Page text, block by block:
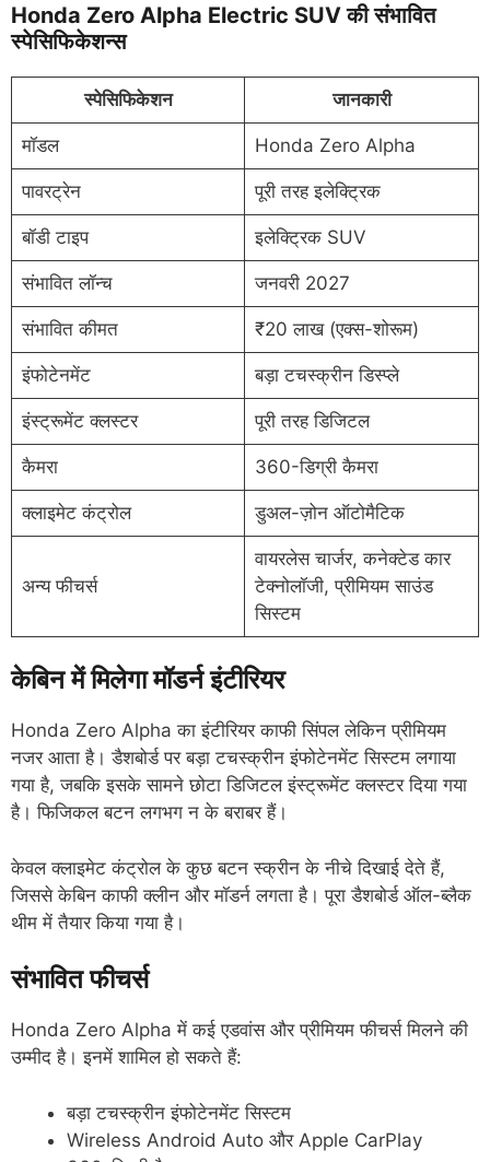
Honda Zero Alpha Electric SUV की संभावित
स्पेसिफिकेशन्स
स्पेसिफिकेशन जानकारी
मॉडल Honda Zero Alpha
पावरट्रेन पूरी तरह इलेक्ट्रिक
बॉडी टाइप इलेक्ट्रिक SUV
संभावित लॉन्च जनवरी 2027
संभावित कीमत ₹20 लाख (एक्स-शोरूम)
इंफोटेनमेंट बड़ा टचस्क्रीन डिस्प्ले
इंस्ट्रूमेंट क्लस्टर पूरी तरह डिजिटल
कैमरा 360-डिग्री कैमरा
क्लाइमेट कंट्रोल डुअल-ज़ोन ऑटोमैटिक
अन्य फीचर्स
वायरलेस चार्जर, कनेक्टेड कार
टेक्नोलॉजी, प्रीमियम साउंड
सिस्टम
केबिन में मिलेगा मॉडर्न इंटीरियर
Honda Zero Alpha का इंटीरियर काफी सिंपल लेकिन प्रीमियम
नजर आता है। डैशबोर्ड पर बड़ा टचस्क्रीन इंफोटेनमेंट सिस्टम लगाया
गया है, जबकि इसके सामने छोटा डिजिटल इंस्ट्रूमेंट क्लस्टर दिया गया
है। फिजिकल बटन लगभग न के बराबर हैं।
केवल क्लाइमेट कंट्रोल के कुछ बटन स्क्रीन के नीचे दिखाई देते हैं,
जिससे केबिन काफी क्लीन और मॉडर्न लगता है। पूरा डैशबोर्ड ऑल-ब्लैक
थीम में तैयार किया गया है।
संभावित फीचर्स
Honda Zero Alpha में कई एडवांस और प्रीमियम फीचर्स मिलने की
उम्मीद है। इनमें शामिल हो सकते हैं:
बड़ा टचस्क्रीन इंफोटेनमेंट सिस्टम
Wireless Android Auto और Apple CarPlay